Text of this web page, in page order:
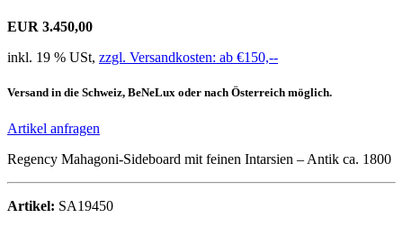
EUR 3.450,00
inkl. 19 % USt, zzgl. Versandkosten: ab €150,--
Versand in die Schweiz, BeNeLux oder nach Österreich möglich.
Artikel anfragen
Regency Mahagoni-Sideboard mit feinen Intarsien – Antik ca. 1800
Artikel: SA19450